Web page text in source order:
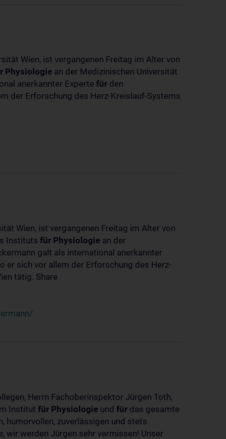
Wien, ist vergangenen Freitag im Alter von
Physiologie an der Medizinischen Universität
anerkannter Experte für den
der Erforschung des Herz-Kreislauf-Systems
Wien, ist vergangenen Freitag im Alter von
Instituts für Physiologie an der
galt als international anerkannter
er sich vor allem der Erforschung des Herz-
tätig. Share
Herrn Fachoberinspektor Jürgen Toth,
Institut für Physiologie und für das gesamte
humorvollen, zuverlässigen und stets
wir werden Jürgen sehr vermissen! Unser